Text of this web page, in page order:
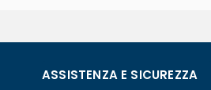
ASSISTENZA E SICUREZZA